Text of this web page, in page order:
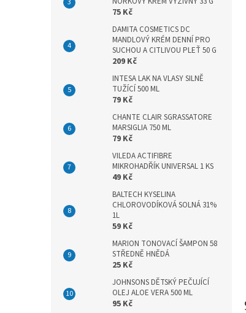
75 Kč
DAMITA COSMETICS DC
MANDLOVÝ KRÉM DENNÍ PRO
SUCHOU A CITLIVOU PLEŤ 50 G
209 Kč
INTESA LAK NA VLASY SILNĚ
TUŽÍCÍ 500 ML
79 Kč
CHANTE CLAIR SGRASSATORE
MARSIGLIA 750 ML
79 Kč
VILEDA ACTIFIBRE
MIKROHADŘÍK UNIVERSAL 1 KS
49 Kč
BALTECH KYSELINA
CHLOROVODÍKOVÁ SOLNÁ 31%
1L
59 Kč
MARION TONOVACÍ ŠAMPON 58
STŘEDNĚ HNĚDÁ
25 Kč
JOHNSONS DĚTSKÝ PEČUJÍCÍ
OLEJ ALOE VERA 500 ML
95 Kč